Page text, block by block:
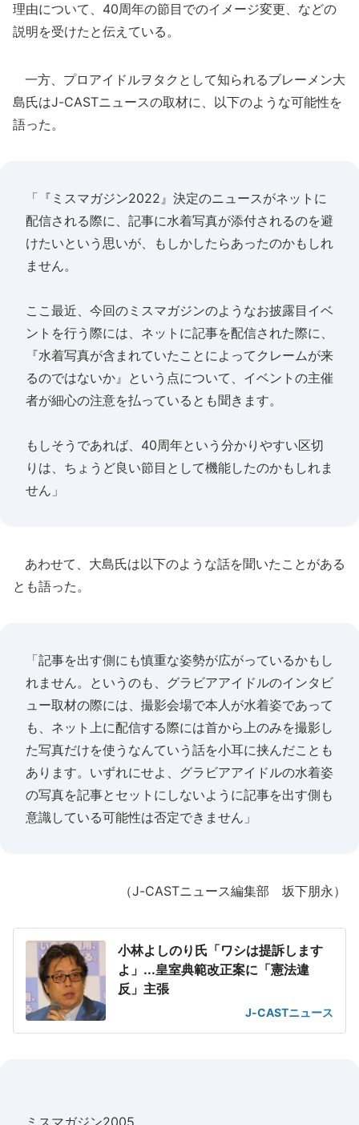
理由について、40周年の節目でのイメージ変更、などの
説明を受けたと伝えている。
一方、プロアイドルヲタクとして知られるブレーメン大
島氏はJ-CASTニュースの取材に、以下のような可能性を
語った。
「『ミスマガジン2022』決定のニュースがネットに
配信される際に、記事に水着写真が添付されるのを避
けたいという思いが、もしかしたらあったのかもしれ
ません。
ここ最近、今回のミスマガジンのようなお披露目イベ
ントを行う際には、ネットに記事を配信された際に、
『水着写真が含まれていたことによってクレームが来
るのではないか』という点について、イベントの主催
者が細心の注意を払っているとも聞きます。
もしそうであれば、40周年という分かりやすい区切
りは、ちょうど良い節目として機能したのかもしれま
せん」
あわせて、大島氏は以下のような話を聞いたことがある
とも語った。
「記事を出す側にも慎重な姿勢が広がっているかもし
れません。というのも、グラビアアイドルのインタビ
ュー取材の際には、撮影会場で本人が水着姿であって
も、ネット上に配信する際には首から上のみを撮影し
た写真だけを使うなんていう話を小耳に挟んだことも
あります。いずれにせよ、グラビアアイドルの水着姿
の写真を記事とセットにしないように記事を出す側も
意識している可能性は否定できません」
（J-CASTニュース編集部 坂下朋永）
小林よしのり氏「ワシは提訴します
よ」...皇室典範改正案に「憲法違
反」主張
J-CASTニュース
ミスマガジン2005